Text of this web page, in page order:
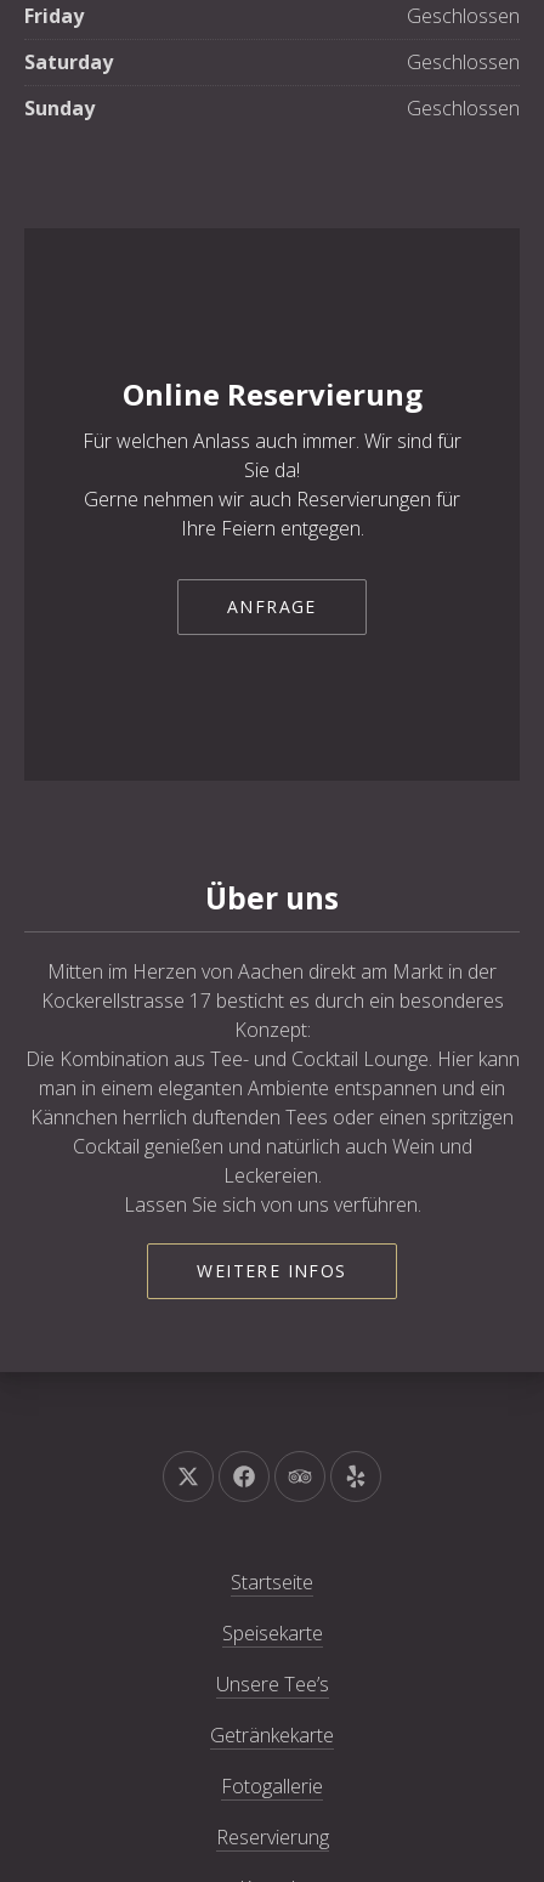
Friday
Geschlossen
Saturday
Geschlossen
Sunday
Geschlossen
Online Reservierung
Für welchen Anlass auch immer. Wir sind für
Sie da!
Gerne nehmen wir auch Reservierungen für
Ihre Feiern entgegen.
ANFRAGE
Über uns
Mitten im Herzen von Aachen direkt am Markt in der
Kockerellstrasse 17 besticht es durch ein besonderes
Konzept:
Die Kombination aus Tee- und Cocktail Lounge. Hier kann
man in einem eleganten Ambiente entspannen und ein
Kännchen herrlich duftenden Tees oder einen spritzigen
Cocktail genießen und natürlich auch Wein und
Leckereien.
Lassen Sie sich von uns verführen.
WEITERE INFOS
Neues Fenster
Neues Fenster
Neues FensterNeues Fenster
Startseite
Speisekarte
Unsere Tee’s
Getränkekarte
Fotogallerie
Reservierung